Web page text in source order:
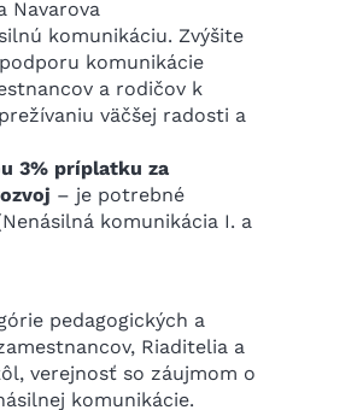
komunikáciu. Zvýšite
komunikácie
a rodičov k
väčšej radosti a
3% príplatku za
– je potrebné
komunikácia I. a
pedagogických a
Riaditelia a
verejnosť so záujmom o
komunikácie.